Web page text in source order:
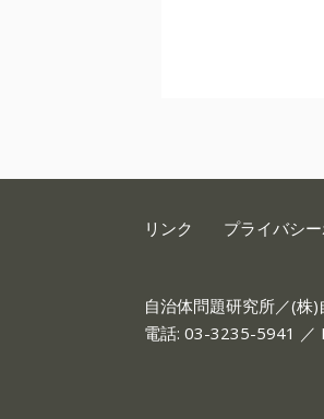
リンク プライバシ
自治体問題研究所／(株
電話: 03-3235-5941 ／